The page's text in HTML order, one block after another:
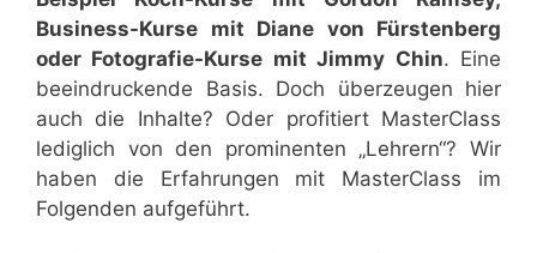
Business-Kurse mit Diane von Fürstenberg
oder Fotografie-Kurse mit Jimmy Chin. Eine
beeindruckende Basis. Doch überzeugen hier
auch die Inhalte? Oder profitiert MasterClass
lediglich von den prominenten „Lehrern“? Wir
haben die Erfahrungen mit MasterClass im
Folgenden aufgeführt.